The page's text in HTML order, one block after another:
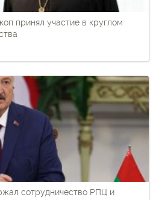
принял участие в круглом
сотрудничество РПЦ и